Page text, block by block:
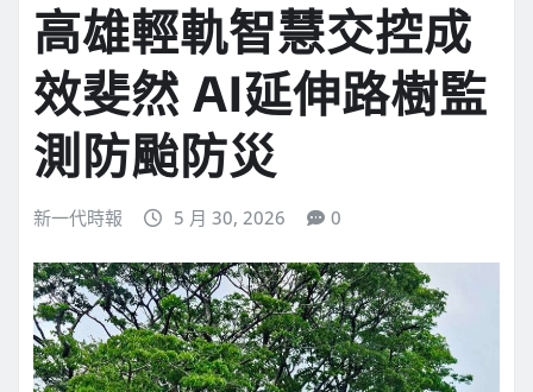
高雄輕軌智慧交控成
效斐然 AI延伸路樹監
測防颱防災
新一代時報 5 月 30, 2026 0